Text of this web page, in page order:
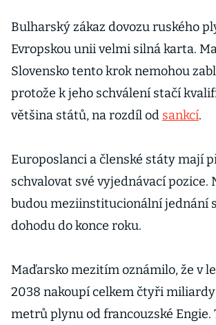
Bulharský zákaz dovozu ruského
Evropskou unii velmi silná karta.
Slovensko tento krok nemohou
protože k jeho schválení stačí
většina států, na rozdíl od sankcí.
Europoslanci a členské státy mají
schvalovat své vyjednávací pozice.
budou meziinstitucionální jednání
dohodu do konce roku.
Maďarsko mezitím oznámilo, že v
2038 nakoupí celkem čtyři
metrů plynu od francouzské Engie.